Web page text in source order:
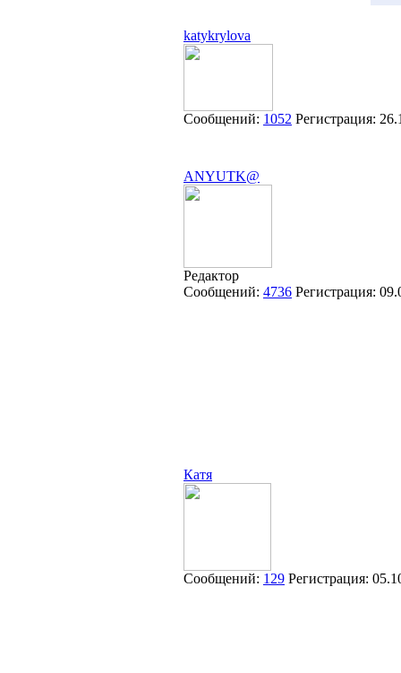
katykrylova
Сообщений: 1052 Регистрация:
ANYUTK@
Редактор
Сообщений: 4736 Регистрация:
Катя
Сообщений: 129 Регистрация: